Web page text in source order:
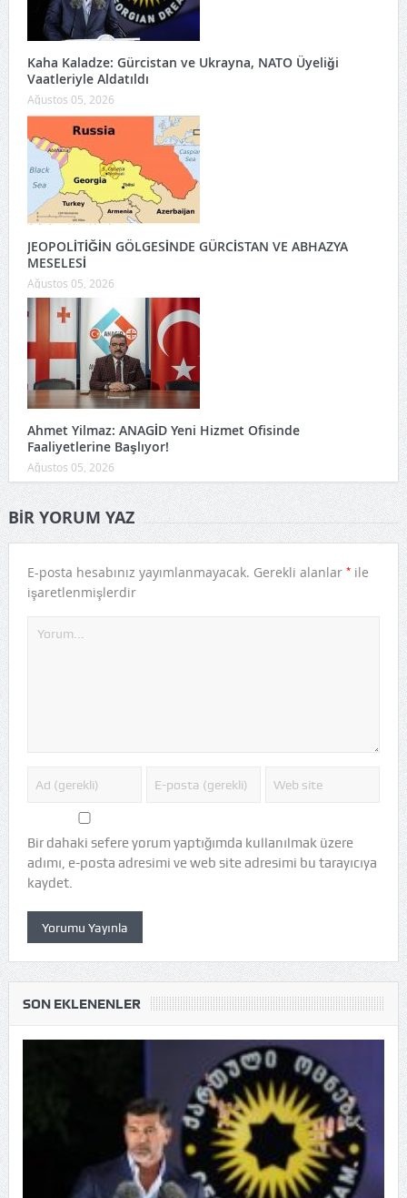
Kaha Kaladze: Gürcistan ve Ukrayna, NATO Üyeliği
Vaatleriyle Aldatıldı
Ağustos 05, 2026
JEOPOLİTİĞİN GÖLGESİNDE GÜRCİSTAN VE ABHAZYA
MESELESİ
Ağustos 05, 2026
Ahmet Yilmaz: ANAGİD Yeni Hizmet Ofisinde
Faaliyetlerine Başlıyor!
Ağustos 05, 2026
BIR YORUM YAZ
E-posta hesabınız yayımlanmayacak. Gerekli alanlar *ile
işaretlenmişlerdir
Bir dahaki sefere yorum yaptığımda kullanılmak üzere
adımı, e-posta adresimi ve web site adresimi bu tarayıcıya
kaydet.
SON EKLENENLER